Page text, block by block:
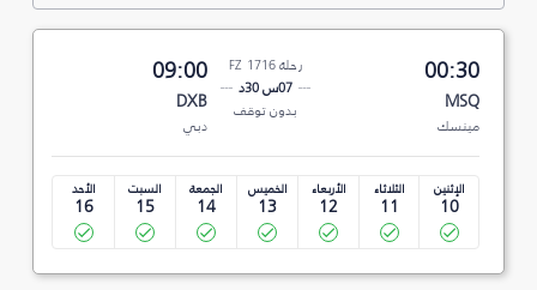
00:30
MSQ
مينسك
رحلة FZ 1716
07س 30د
بدون توقف
09:00
DXB
دبي
الإثنين
10
الثلاثاء
11
الأربعاء
12
الخميس
13
الجمعة
14
السبت
15
الأحد
16